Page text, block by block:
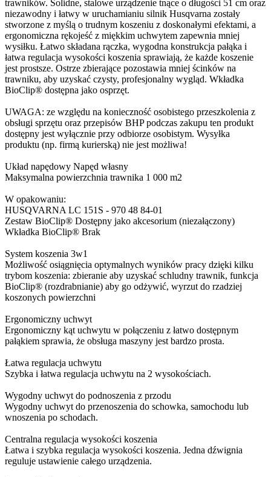
trawników. Solidne, stalowe urządzenie tnące o długości 51 cm oraz
niezawodny i łatwy w uruchamianiu silnik Husqvarna zostały
stworzone z myślą o trudnym koszeniu z doskonałymi efektami, a
ergonomiczna rękojeść z miękkim uchwytem zapewnia mniej
wysiłku. Łatwo składana rączka, wygodna konstrukcja pałąka i
łatwa regulacja wysokości koszenia sprawiają, że każde koszenie
jest prostsze. Ostrze zbierające pozostawia mniej ścinków na
trawniku, aby uzyskać czysty, profesjonalny wygląd. Wkładka
BioClip® dostępna jako osprzęt.
UWAGA: ze względu na konieczność osobistego przeszkolenia z
obsługi sprzętu oraz przepisów BHP podczas zakupu ten produkt
dostępny jest wyłącznie przy odbiorze osobistym. Wysyłka
produktu (np. firmą kurierską) nie jest możliwa!
Układ napędowy Napęd własny
Maksymalna powierzchnia trawnika 1 000 m2
W opakowaniu:
HUSQVARNA LC 151S - 970 48 84‑01
Zestaw BioClip® Dostępny jako akcesorium (niezałączony)
Wkładka BioClip® Brak
System koszenia 3w1
Możliwość osiągnięcia optymalnych wyników pracy dzięki kilku
trybom koszenia: zbieranie aby uzyskać schludny trawnik, funkcja
BioClip® (rozdrabnianie) aby go odżywić, wyrzut do rzadziej
koszonych powierzchni
Ergonomiczny uchwyt
Ergonomiczny kąt uchwytu w połączeniu z łatwo dostępnym
pałąkiem sprawia, że obsługa maszyny jest bardzo prosta.
Łatwa regulacja uchwytu
Szybka i łatwa regulacja uchwytu na 2 wysokościach.
Wygodny uchwyt do podnoszenia z przodu
Wygodny uchwyt do przenoszenia do schowka, samochodu lub
wnoszenia po schodach.
Centralna regulacja wysokości koszenia
Łatwa i szybka regulacja wysokości koszenia. Jedna dźwignia
reguluje ustawienie całego urządzenia.